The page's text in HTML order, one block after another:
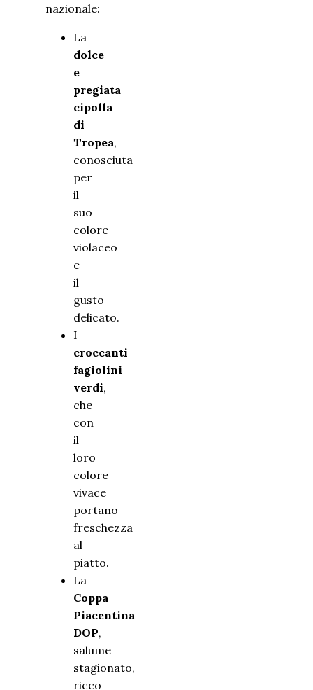
nazionale:
La
dolce
e
pregiata
cipolla
di
Tropea,
conosciuta
per
il
suo
colore
violaceo
e
il
gusto
delicato.
I
croccanti
fagiolini
verdi,
che
con
il
loro
colore
vivace
portano
freschezza
al
piatto.
La
Coppa
Piacentina
DOP,
salume
stagionato,
ricco